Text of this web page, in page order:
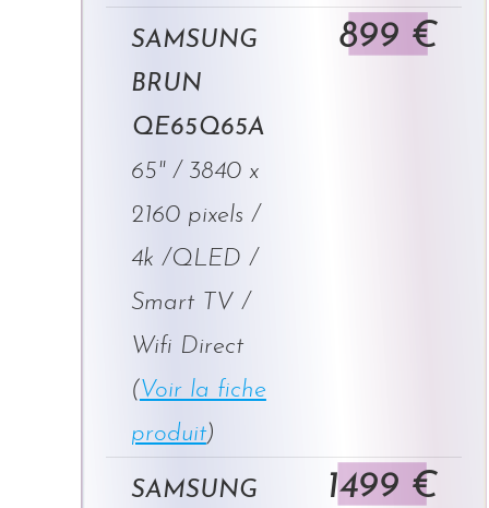
SAMSUNG
BRUN
QE65Q65A
65" / 3840 x
2160 pixels /
4k /QLED /
Smart TV /
Wifi Direct
( Voir la fiche
produit)
899 €
SAMSUNG
1499 €